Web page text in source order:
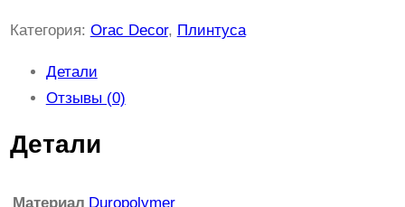
Категория: Orac Decor, Плинтуса
Детали
Отзывы (0)
Детали
Материал Duropolymer